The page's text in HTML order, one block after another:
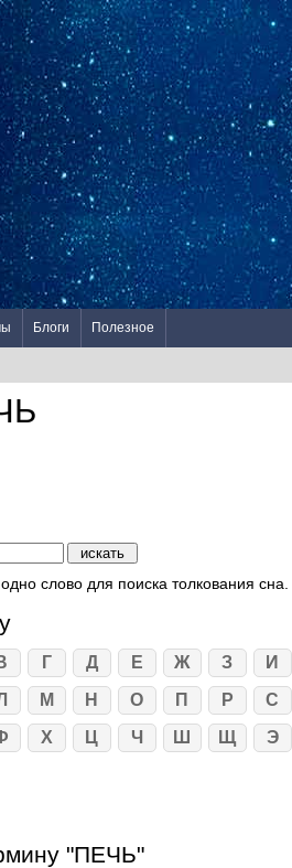
Блоги Полезное
слово для поиска толкования сна.
Г Д Е Ж З
И
М Н О П Р
С
Х Ц Ч Ш Щ
Э
"ПЕЧЬ"